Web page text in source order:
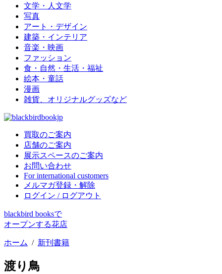
文学・人文学
写真
アート・デザイン
建築・インテリア
音楽・映画
ファッション
食・自然・生活・福祉
絵本・童話
漫画
雑貨、オリジナルグッズなど
買取のご案内
店舗のご案内
展示スペースのご案内
お問い合わせ
For international customers
メルマガ登録・解除
ログイン / ログアウト
blackbird booksで
オープンする花店
ホーム / 新刊書籍
渡り鳥